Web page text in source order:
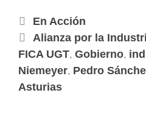
En Acción
Alianza por la
FICA UGT, Gobierno,
Niemeyer, Pedro
Asturias